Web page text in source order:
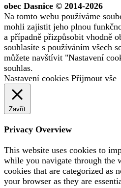
obec Dasnice © 2014-2026
Na tomto webu používáme
mohli zajistit jeho plnou
a případně přizpůsobit vhodně
souhlasíte s používáním všech
můžete navštívit "Nastavení
souhlas.
Nastavení cookies Přijmout vše
Zavřít
Privacy Overview
This website uses cookies to
while you navigate through the
cookies that are categorized as
your browser as they are